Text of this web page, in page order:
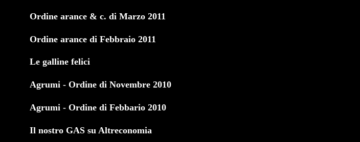
Ordine arance & c. di Marzo 2011
Ordine arance di Febbraio 2011
Le galline felici
Agrumi - Ordine di Novembre 2010
Agrumi - Ordine di Febbario 2010
Il nostro GAS su Altreconomia